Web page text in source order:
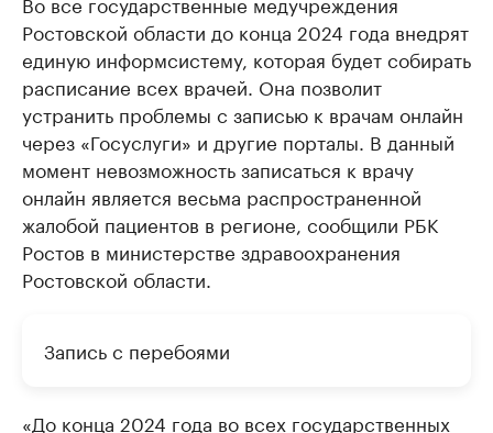
Ростовской области до конца 2024 года внедрят
единую информсистему, которая будет собирать
расписание всех врачей. Она позволит
устранить проблемы с записью к врачам онлайн
через «Госуслуги» и другие порталы. В данный
момент невозможность записаться к врачу
онлайн является весьма распространенной
жалобой пациентов в регионе, сообщили РБК
Ростов в министерстве здравоохранения
Ростовской области.
Запись с перебоями
«До конца 2024 года во всех государственных